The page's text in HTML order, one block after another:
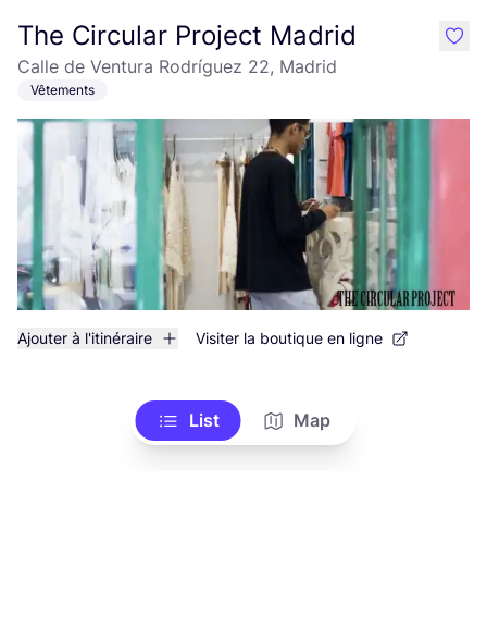
The Circular Project Madrid
Calle de Ventura Rodríguez 22, Madrid
Vêtements
Ajouter à l'itinéraire Visiter la boutique en ligne
like
List Map